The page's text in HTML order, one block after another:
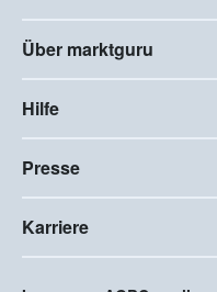
Über marktguru
Hilfe
Presse
Karriere